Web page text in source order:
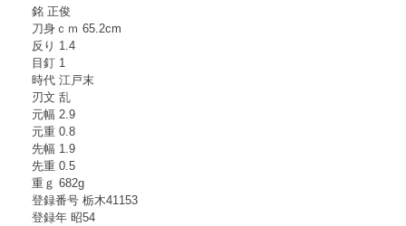
銘 正俊
刀身ｃｍ 65.2cm
反り 1.4
目釘 1
時代 江戸末
刃文 乱
元幅 2.9
元重 0.8
先幅 1.9
先重 0.5
重ｇ 682g
登録番号 栃木41153
登録年 昭54